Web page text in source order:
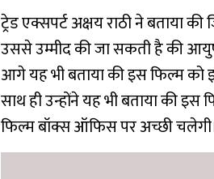
ट्रेड एक्सपर्ट अक्षय राठी ने बताया
उससे उम्मीद की जा सकती है की
आगे यह भी बताया की इस फिल्म को
साथ ही उन्होंने यह भी बताया की
फिल्म बॉक्स ऑफिस पर अच्छी